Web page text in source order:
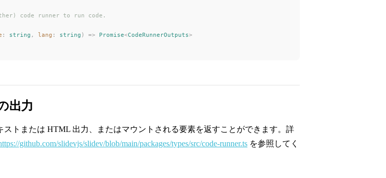
code runner to run code.
: string , lang : string ) => Promise<CodeRunnerOutputs>
出力
ストまたは HTML 出力、またはマウントされる要素を返すことができます。詳
github.com/slidevjs/slidev/blob/main/packages/types/src/code-runner.ts を参照してく